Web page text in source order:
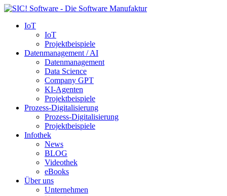
IoT
IoT
Projektbeispiele
Datenmanagement / AI
Datenmanagement
Data Science
Company GPT
KI-Agenten
Projektbeispiele
Prozess-Digitalisierung
Prozess-Digitalisierung
Projektbeispiele
Infothek
News
BLOG
Videothek
eBooks
Über uns
Unternehmen